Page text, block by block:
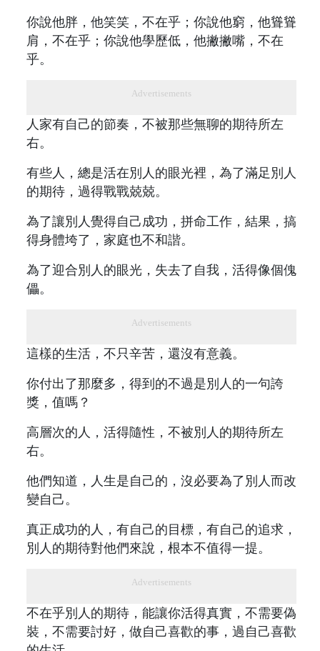
你說他胖，他笑笑，不在乎；你說他窮，他聳聳
肩，不在乎；你說他學歷低，他撇撇嘴，不在
乎。
Advertisements
人家有自己的節奏，不被那些無聊的期待所左
右。
有些人，總是活在別人的眼光裡，為了滿足別人
的期待，過得戰戰兢兢。
為了讓別人覺得自己成功，拼命工作，結果，搞
得身體垮了，家庭也不和諧。
為了迎合別人的眼光，失去了自我，活得像個傀
儡。
Advertisements
這樣的生活，不只辛苦，還沒有意義。
你付出了那麼多，得到的不過是別人的一句誇
獎，值嗎？
高層次的人，活得隨性，不被別人的期待所左
右。
他們知道，人生是自己的，沒必要為了別人而改
變自己。
真正成功的人，有自己的目標，有自己的追求，
別人的期待對他們來說，根本不值得一提。
Advertisements
不在乎別人的期待，能讓你活得真實，不需要偽
裝，不需要討好，做自己喜歡的事，過自己喜歡